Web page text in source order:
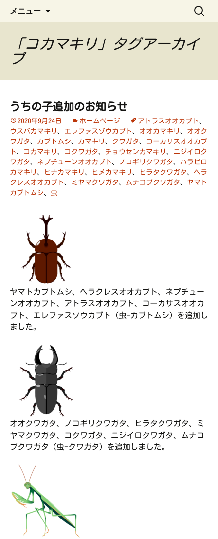
うちの子手帳
ペット管理用アプリ
メニュー
検
索:
「コカマキリ」タグアーカイ
ブ
うちの子追加のお知らせ
2020年9月24日 ホームページ アトラスオオカブト、
ウスバカマキリ、 エレファスゾウカブト、 オオカマキリ、 オオク
ワガタ、 カブトムシ、 カマキリ、 クワガタ、
コーカサスオオカブ
ト、 コカマキリ、 コクワガタ、 チョウセンカマキリ、 ニジイロク
ワガタ、 ネプチューンオオカブト、 ノコギリクワガタ、 ハラビロ
カマキリ、 ヒナカマキリ、 ヒメカマキリ、 ヒラタクワガタ、 ヘラ
クレスオオカブト、 ミヤマクワガタ、 ムナコブクワガタ、 ヤマト
カブトムシ、 虫
ヤマトカブトムシ、ヘラクレスオオカブト、ネプチュー
ンオオカブト、アトラスオオカブト、コーカサスオオカ
ブト、エレファスゾウカブト（虫-カブトムシ）を追加し
ました。
オオクワガタ、ノコギリクワガタ、ヒラタクワガタ、ミ
ヤマクワガタ、コクワガタ、ニジイロクワガタ、ムナコ
ブクワガタ（虫-クワガタ）を追加しました。